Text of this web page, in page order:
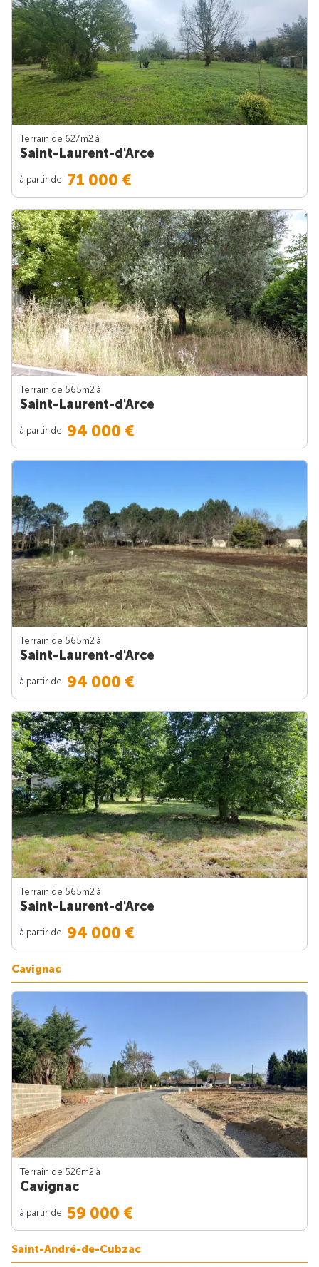
Terrain de 627m2 à
Saint-Laurent-d'Arce
à partir de 71 000 €
Terrain de 565m2 à
Saint-Laurent-d'Arce
à partir de 94 000 €
Terrain de 565m2 à
Saint-Laurent-d'Arce
à partir de 94 000 €
Terrain de 565m2 à
Saint-Laurent-d'Arce
à partir de 94 000 €
Cavignac
Terrain de 526m2 à
Cavignac
à partir de 59 000 €
Saint-André-de-Cubzac